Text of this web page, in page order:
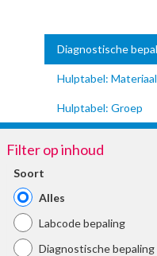
Diagnostische
Hulptabel: Materiaal
Hulptabel: Groep
Filter op inhoud
Soort
Alles
Labcode bepaling
Diagnostische bepaling